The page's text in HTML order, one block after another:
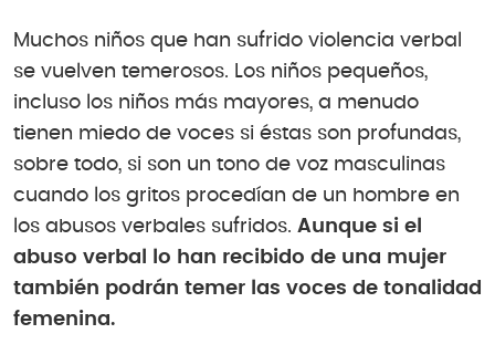
Muchos niños que han sufrido violencia verbal
se vuelven temerosos. Los niños pequeños,
incluso los niños más mayores, a menudo
tienen miedo de voces si éstas son profundas,
sobre todo, si son un tono de voz masculinas
cuando los gritos procedían de un hombre en
los abusos verbales sufridos. Aunque si el
abuso verbal lo han recibido de una mujer
también podrán temer las voces de tonalidad
femenina.